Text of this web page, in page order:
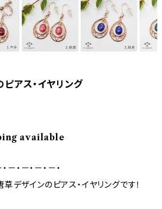
アス・イヤリング
available
－・－・－・－・
デザインのピアス・イヤリングです！